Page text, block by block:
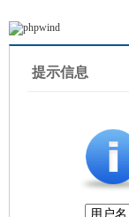
提示信息